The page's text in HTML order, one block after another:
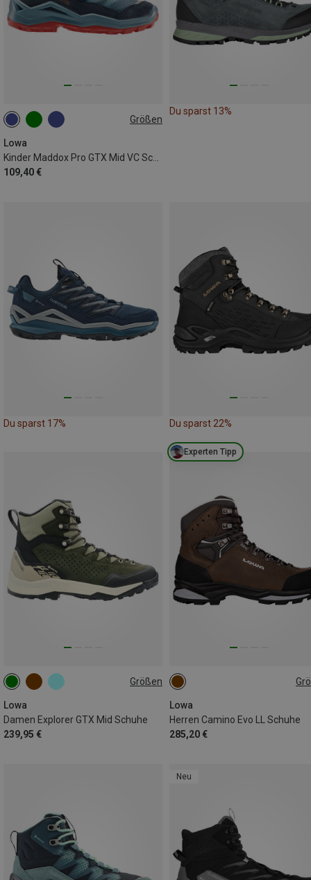
Größen
Lowa
109,40 €
Du sparst 13%
Du sparst 17% Du sparst 22%
Größen
Lowa
Damen Explorer GTX Mid Schuhe
239,95 €
37 37.5 41
Experten Tipp
Lowa
Herren Camino Evo LL Schuhe
285,20 €
46.5
Neu